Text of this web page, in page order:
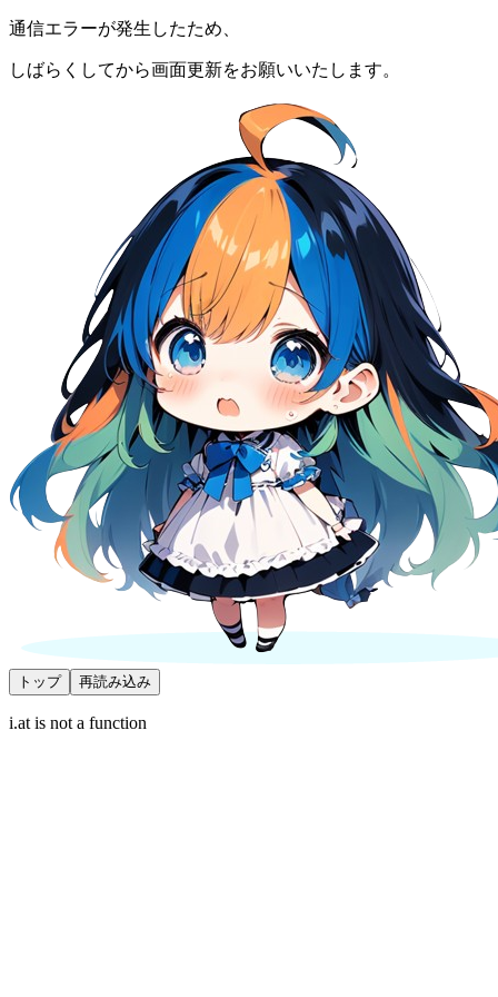
通信エラーが発生したため、
しばらくしてから画面更新をお願いいたします。
トップ 再読み込み
i.at is not a function